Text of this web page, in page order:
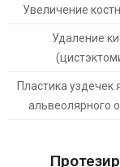
Увеличение
Удаление
Пластика уздечек
альвеолярного